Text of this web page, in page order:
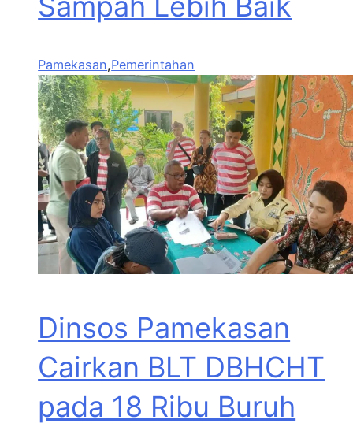
Pamekasan,Pemerintahan
Dinsos Pamekasan
Cairkan BLT DBHCHT
pada 18 Ribu Buruh